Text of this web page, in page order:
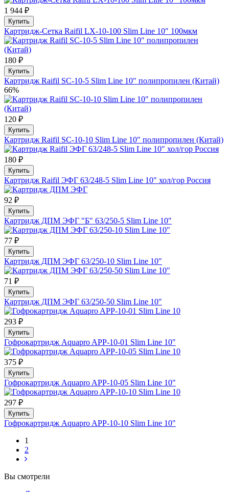
1 944 ₽
Купить
Картридж-Сетка Raifil LX-10-100 Slim Line 10″ 100мкм
180 ₽
Купить
Картридж Raifil SC-10-5 Slim Line 10″ полипропилен (Китай)
66%
120 ₽
Купить
Картридж Raifil SC-10-10 Slim Line 10″ полипропилен (Китай)
180 ₽
Купить
Картридж Raifil ЭФГ 63/248-5 Slim Line 10″ хол/гор Россия
92 ₽
Купить
Картридж ДПМ ЭФГ "Б" 63/250-5 Slim Line 10″
77 ₽
Купить
Картридж ДПМ ЭФГ 63/250-10 Slim Line 10″
71 ₽
Купить
Картридж ДПМ ЭФГ 63/250-50 Slim Line 10″
293 ₽
Купить
Гофрокартридж Aquapro APP-10-01 Slim Line 10"
375 ₽
Купить
Гофрокартридж Aquapro APP-10-05 Slim Line 10"
297 ₽
Купить
Гофрокартридж Aquapro APP-10-10 Slim Line 10"
1
2
Вы смотрели